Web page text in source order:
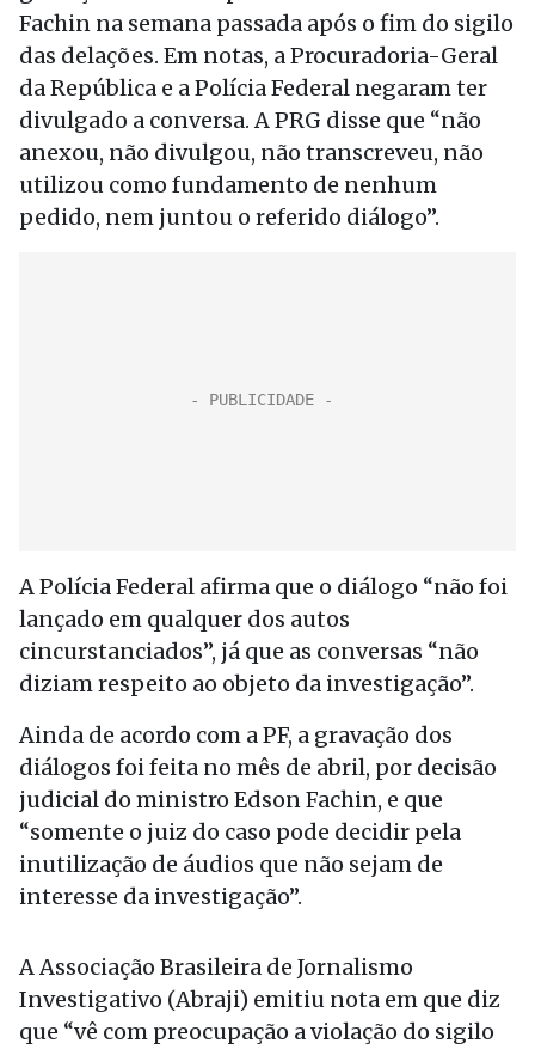
Fachin na semana passada após o fim do sigilo
das delações. Em notas, a Procuradoria-Geral
da República e a Polícia Federal negaram ter
divulgado a conversa. A PRG disse que “não
anexou, não divulgou, não transcreveu, não
utilizou como fundamento de nenhum
pedido, nem juntou o referido diálogo”.
A Polícia Federal afirma que o diálogo “não foi
lançado em qualquer dos autos
cincurstanciados”, já que as conversas “não
diziam respeito ao objeto da investigação”.
Ainda de acordo com a PF, a gravação dos
diálogos foi feita no mês de abril, por decisão
judicial do ministro Edson Fachin, e que
“somente o juiz do caso pode decidir pela
inutilização de áudios que não sejam de
interesse da investigação”.
A Associação Brasileira de Jornalismo
Investigativo (Abraji) emitiu nota em que diz
que “vê com preocupação a violação do sigilo